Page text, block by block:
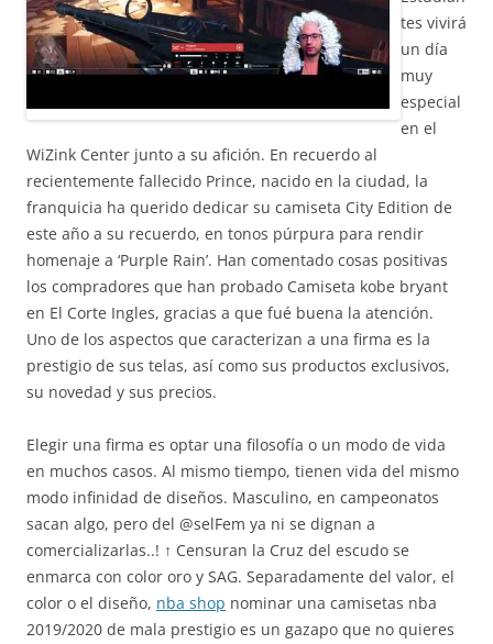
tes vivirá
un día
muy
especial
en el
WiZink Center junto a su afición. En recuerdo al
recientemente fallecido Prince, nacido en la ciudad, la
franquicia ha querido dedicar su camiseta City Edition de
este año a su recuerdo, en tonos púrpura para rendir
homenaje a ‘Purple Rain’. Han comentado cosas positivas
los compradores que han probado Camiseta kobe bryant
en El Corte Ingles, gracias a que fué buena la atención.
Uno de los aspectos que caracterizan a una firma es la
prestigio de sus telas, así como sus productos exclusivos,
su novedad y sus precios.
Elegir una firma es optar una filosofía o un modo de vida
en muchos casos. Al mismo tiempo, tienen vida del mismo
modo infinidad de diseños. Masculino, en campeonatos
sacan algo, pero del @selFem ya ni se dignan a
comercializarlas..! ↑ Censuran la Cruz del escudo se
enmarca con color oro y SAG. Separadamente del valor, el
color o el diseño, nba shop nominar una camisetas nba
2019/2020 de mala prestigio es un gazapo que no quieres